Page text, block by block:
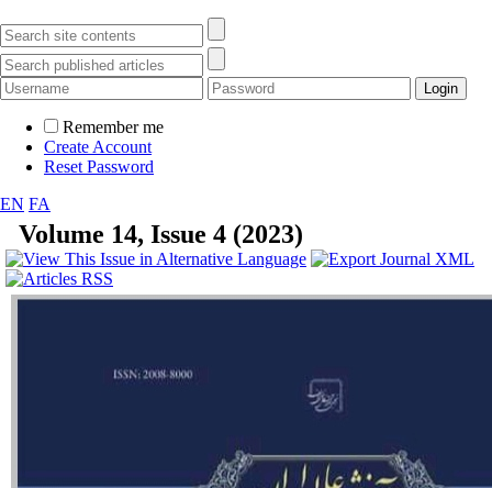
Remember me
Create Account
Reset Password
EN FA
Volume 14, Issue 4 (2023)